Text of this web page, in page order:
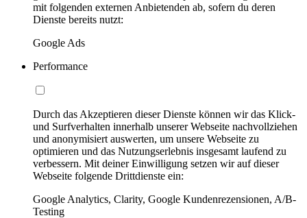
mit folgenden externen Anbietenden ab, sofern du deren
Dienste bereits nutzt:
Google Ads
Performance
Durch das Akzeptieren dieser Dienste können wir das Klick-
und Surfverhalten innerhalb unserer Webseite nachvollziehen
und anonymisiert auswerten, um unsere Webseite zu
optimieren und das Nutzungserlebnis insgesamt laufend zu
verbessern. Mit deiner Einwilligung setzen wir auf dieser
Webseite folgende Drittdienste ein:
Google Analytics, Clarity, Google Kundenrezensionen, A/B-
Testing